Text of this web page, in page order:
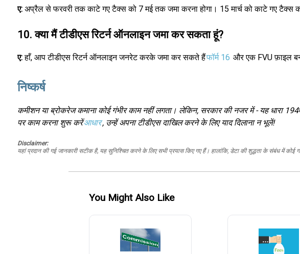
ए:अप्रैल से फरवरी तक काटे गए टैक्स को 7 मई तक जमा करना होगा। 15 मार्च को काटे गए टैक्स
10. क्या मैं टीडीएस रिटर्न ऑनलाइन जमा कर सकता हूं?
ए:हाँ, आप टीडीएस रिटर्न ऑनलाइन जनरेट करके जमा कर सकते हैंफॉर्म 16 और एक FVU फ़ाइल
निष्कर्ष
कमीशन या ब्रोकरेज कमाना कोई गंभीर काम नहीं लगता। लेकिन, सरकार की नजर में - यह धारा
पर काम करना शुरू करेंआधार, उन्हें अपना टीडीएस दाखिल करने के लिए याद दिलाना न भूलें!
Disclaimer:
यहां प्रदान की गई जानकारी सटीक है, यह सुनिश्चित करने के लिए सभी प्रयास किए गए हैं। हालांकि, डेटा की शुद्धता के संबंध में
You Might Also Like